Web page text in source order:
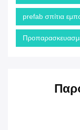
prefab σπίτια